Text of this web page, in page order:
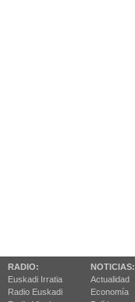
RADIO:
Euskadi Irratia
Radio Euskadi
NOTICIAS:
Actualidad
Economía